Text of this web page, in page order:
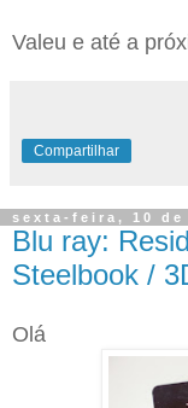
Valeu e até a
Compartilhar
sexta-feira, 10 de
Blu ray:
Steelbook /
Olá